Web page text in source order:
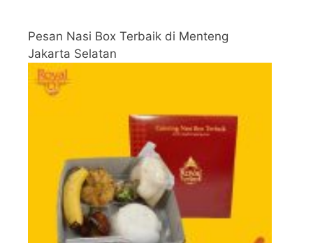
Pesan Nasi Box Terbaik di Menteng
Jakarta Selatan